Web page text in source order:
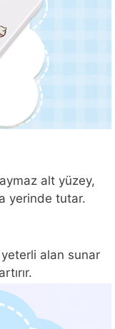
alt yüzey,
yerinde tutar.
alan sunar